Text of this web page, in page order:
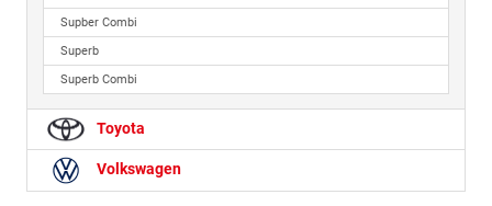
Supber Combi
Superb
Superb Combi
Toyota
Volkswagen